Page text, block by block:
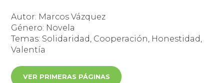
Autor: Marcos Vázquez
Género: Novela
Temas: Solidaridad, Cooperación, Honestidad,
Valentía
VER PRIMERAS PÁGINAS